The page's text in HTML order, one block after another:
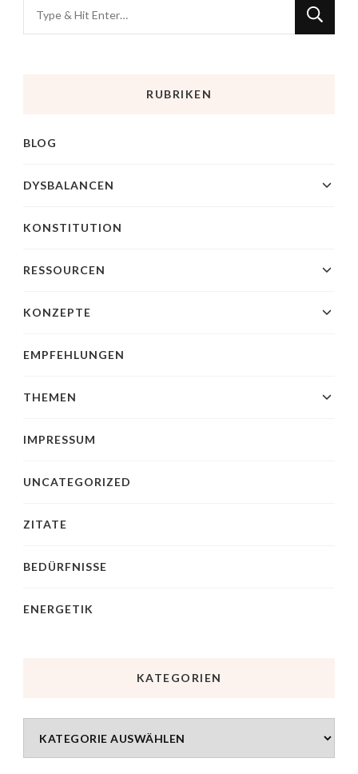
RUBRIKEN
BLOG
DYSBALANCEN
KONSTITUTION
RESSOURCEN
KONZEPTE
EMPFEHLUNGEN
THEMEN
IMPRESSUM
UNCATEGORIZED
ZITATE
BEDÜRFNISSE
ENERGETIK
KATEGORIEN